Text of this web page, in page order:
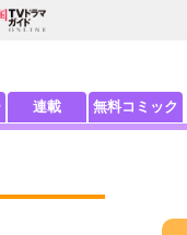
連載 無料コミック